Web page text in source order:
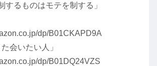
するものはモテを制する」
dp/B01CKAPD9A
いたい人」
dp/B01DQ24VZS